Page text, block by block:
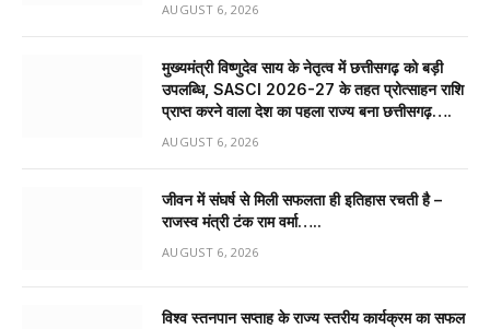
AUGUST 6, 2026
मुख्यमंत्री विष्णुदेव साय के नेतृत्व में छत्तीसगढ़ को बड़ी
उपलब्धि, SASCI 2026-27 के तहत प्रोत्साहन राशि
प्राप्त करने वाला देश का पहला राज्य बना छत्तीसगढ़….
AUGUST 6, 2026
जीवन में संघर्ष से मिली सफलता ही इतिहास रचती है –
राजस्व मंत्री टंक राम वर्मा…..
AUGUST 6, 2026
विश्व स्तनपान सप्ताह के राज्य स्तरीय कार्यक्रम का सफल